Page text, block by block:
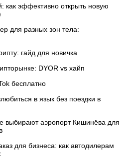
как эффективно открыть новую
для разных зон тела:
гайд для новичка
DYOR vs хайп
бесплатно
в язык без поездки в
выбирают аэропорт Кишинёва для
для бизнеса: как автодилерам